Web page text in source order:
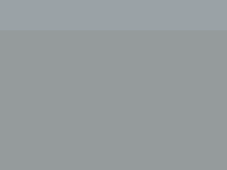
natürlichen Person zu